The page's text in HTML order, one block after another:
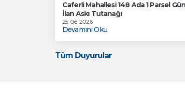
Caferli Mahallesi 148 Ada 1 Parsel
İlan Askı Tutanağı
25-06-2026
Devamını Oku
Tüm Duyurular